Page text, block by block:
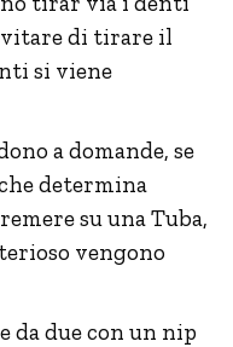
di tirare il
si viene
a domande, se
determina
su una Tuba,
vengono
da due con un nip